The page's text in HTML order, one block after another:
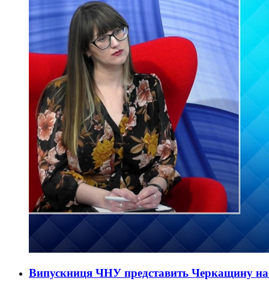
Випускниця ЧНУ представить Черкащину на